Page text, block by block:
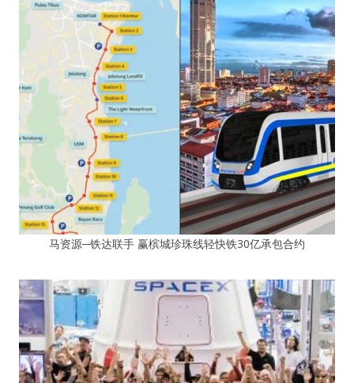
马资源─铁达联手 赢槟城珍珠线轻快铁30亿承包合约